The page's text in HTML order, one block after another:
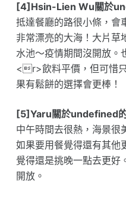
[4]Hsin-Lien Wu關於
抵達餐廳的路很小條，
非常漂亮的大海！大片草
水池～疫情期間沒開放。
<r>飲料平價，但可惜
果有鬆餅的選擇會更棒！
[5]Yaru關於undefined的
中午時間去很熱，海景很
如果要用餐覺得還有其他
覺得還是挑晚一點去更好
開放。